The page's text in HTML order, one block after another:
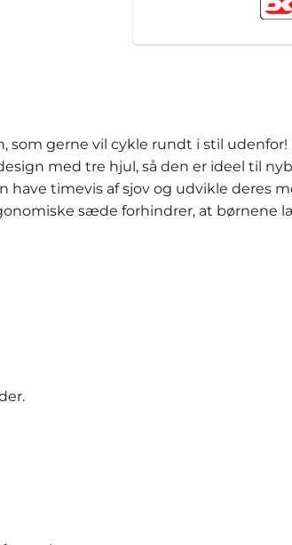
gerne vil cykle rundt i stil
med tre hjul, så den er ideel til
have timevis af sjov og udvikle deres
sæde forhindrer, at børnene